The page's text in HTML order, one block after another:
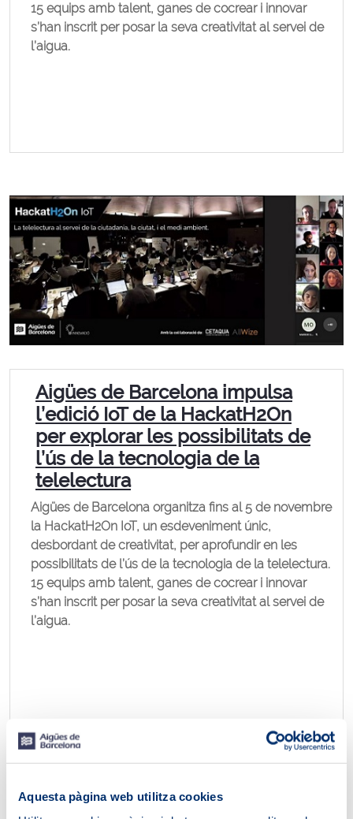
Aquesta pàgina web utilitza cookies
15 equips amb talent, ganes de cocrear i innovar
s’han inscrit per posar la seva creativitat al servei de
l’aigua.
Aigües de Barcelona impulsa
l’edició IoT de la HackatH2On
per explorar les possibilitats de
l’ús de la tecnologia de la
telelectura
Aigües de Barcelona organitza fins al 5 de novembre
la HackatH2On IoT, un esdeveniment únic,
desbordant de creativitat, per aprofundir en les
possibilitats de l’ús de la tecnologia de la telelectura.
15 equips amb talent, ganes de cocrear i innovar
s’han inscrit per posar la seva creativitat al servei de
l’aigua.